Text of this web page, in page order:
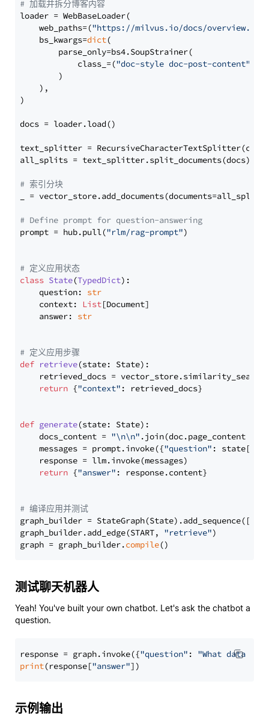
# 加载并拆分博客内容
loader = WebBaseLoader(
    web_paths=(
"https://milvus.io/docs/overview.md"
    bs_kwargs=
dict(
        parse_only=bs4.SoupStrainer(
            class_=(
"doc-style doc-post-content"
        )
    ),
)
docs = loader.load()
text_splitter =
all_splits = text_splitter.split_documents(docs)
# 索引分块
_ = vector_store.add_documents(documents=all_splits)
# Define prompt for question-answering
prompt = hub.pull("rlm/rag-prompt")
# 定义应用状态
class State(TypedDict):
    question:
str
    context:
List[Document]
    answer:
str
# 定义应用步骤
def retrieve(state: State):
retrieved_docs =
return {"context" : retrieved_docs}
def generate(state: State):
    docs_content =
"\n\n" .join(doc.page_content
    messages = prompt.invoke({
"question" : state[
    response = llm.invoke(messages)
return {"answer" : response.content}
# 编译应用并测试
graph_builder =
graph_builder.add_edge(START, "retrieve")
graph = graph_builder.compile
测试聊天机器人
Yeah! You've built your own chatbot. Let's ask the chatbot a
question.
response = graph.invoke({"question" : "What data
print(response["answer"
示例输出